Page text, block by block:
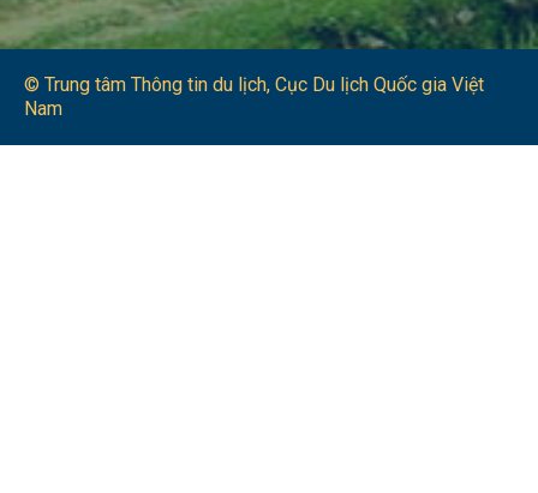
© Trung tâm Thông tin du lịch​, Cục Du lịch Quốc gia Việt
Nam